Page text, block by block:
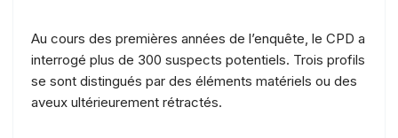
Au cours des premières années de l’enquête, le CPD a
interrogé plus de 300 suspects potentiels. Trois profils
se sont distingués par des éléments matériels ou des
aveux ultérieurement rétractés.